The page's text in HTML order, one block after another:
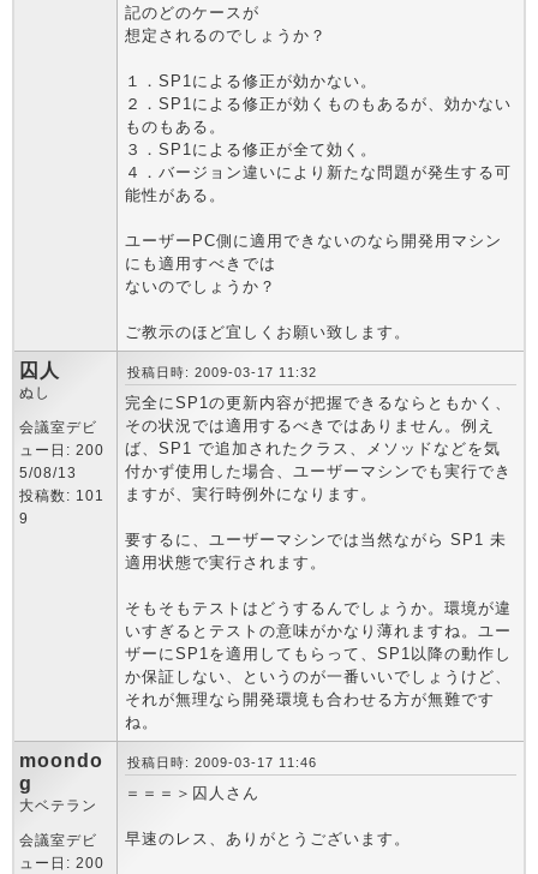
記のどのケースが
想定されるのでしょうか？
１．SP1による修正が効かない。
２．SP1による修正が効くものもあるが、効かない
ものもある。
３．SP1による修正が全て効く。
４．バージョン違いにより新たな問題が発生する可
能性がある。
ユーザーPC側に適用できないのなら開発用マシン
にも適用すべきでは
ないのでしょうか？
ご教示のほど宜しくお願い致します。
囚人
ぬし
会議室デビ
ュー日: 200
5/08/13
投稿数: 101
9
投稿日時: 2009-03-17 11:32
完全にSP1の更新内容が把握できるならともかく、
その状況では適用するべきではありません。例え
ば、SP1 で追加されたクラス、メソッドなどを気
付かず使用した場合、ユーザーマシンでも実行でき
ますが、実行時例外になります。
要するに、ユーザーマシンでは当然ながら SP1 未
適用状態で実行されます。
そもそもテストはどうするんでしょうか。環境が違
いすぎるとテストの意味がかなり薄れますね。ユー
ザーにSP1を適用してもらって、SP1以降の動作し
か保証しない、というのが一番いいでしょうけど、
それが無理なら開発環境も合わせる方が無難です
ね。
moondo
g
大ベテラン
会議室デビ
ュー日: 200
投稿日時: 2009-03-17 11:46
＝＝＝＞囚人さん
早速のレス、ありがとうございます。